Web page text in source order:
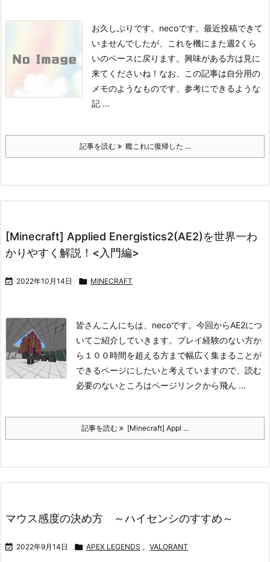
お久しぶりです。necoです。 最近投稿できて
いませんでしたが、これを機にまた週2くら
いのペースに戻ります。興味がある方は見に
来てくださいね！ なお、この記事は自分用の
メモのようなものです、参考にできるような
記 ...
記事を読む 艦これに復帰した ...
[Minecraft] Applied Energistics2(AE2)を世界一わ
かりやすく解説！<入門編>
 2022年10月14日  MINECRAFT
皆さんこんにちは、necoです。今回からAE2につ
いてご紹介していきます。 プレイ経験のない方か
ら１００時間を超える方まで幅広く集まることが
できるページにしたいと考えていますので、読む
必要のないところはページリンクから飛ん ...
記事を読む [Minecraft] Appl ...
マウス感度の決め方 ～ハイセンシのすすめ～
 2022年9月14日  APEX LEGENDS , VALORANT